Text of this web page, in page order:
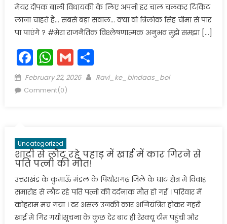
मेयर दीपक बाली विधायकी के लिए अपनी हर चाल चलकर टिकिट
लाना चाहते हैं… सबसे बड़ा सवाल… क्या वो त्रिलोक सिंह चीमा से पार
पा पाएंगे ? #मेरा राजनैतिक विश्लेषणात्मक अनुभव मुझे समझा […]
Facebook
WhatsApp
GmailShare
Posted
on
February 22, 2026 Author
Ravi_ke_bindaas_bol
Comment(0)
Uncategorized
शादी से लौट रहे पहाड़ में खाई में कार गिरने से
पति पत्नी की मौत!
उत्तराखंड के कुमाऊँ मंडल के पिथौरागढ़ जिले के घाट क्षेत्र में विवाह
समारोह से लौट रहे पति पत्नी की दर्दनाक मौत हो गई । परिवार में
कोहराम मच गया । दर असल उनकी कार अनियंत्रित होकर गहरी
खाई में गिर गयी।सूचना के कुछ देर बाद ही रेस्क्यू टीम पहुंची और